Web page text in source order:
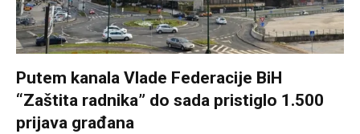
Putem kanala Vlade Federacije BiH
“Zaštita radnika” do sada pristiglo 1.500
prijava građana